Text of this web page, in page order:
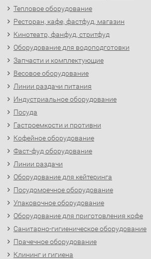
Тепловое оборудование
Ресторан, кафе, фастфуд, магазин
Кинотеатр, фанфуд, стритфуд
Оборудование для водоподготовки
Запчасти и комплектующие
Весовое оборудование
Линии раздачи питания
Индустриальное оборудование
Посуда
Гастроемкости и противни
Кофейное оборудование
Фаст-фуд оборудование
Линии раздачи
Оборудование для кейтеринга
Посудомоечное оборудование
Упаковочное оборудование
Оборудование для приготовления кофе
Санитарно-гигиеническое оборудование
Прачечное оборудование
Клининг и гигиена